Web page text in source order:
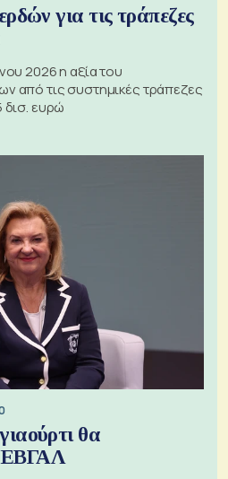
για τις τράπεζες
2026 η αξία του
από τις συστημικές τράπεζες
δισ. ευρώ
θα